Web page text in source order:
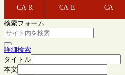
CA-R CA-E CA
検索フォーム
詳細検索
タイトル
本文